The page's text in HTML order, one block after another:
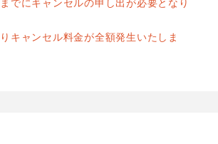
でにキャンセルの申し出が必要となり
キャンセル料金が全額発生いたしま